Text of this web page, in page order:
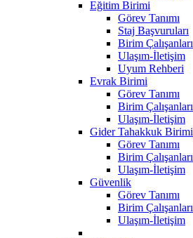
Eğitim Birimi
Görev Tanımı
Staj Başvuruları
Birim Çalışanları
Ulaşım-İletişim
Uyum Rehberi
Evrak Birimi
Görev Tanımı
Birim Çalışanları
Ulaşım-İletişim
Gider Tahakkuk Birimi
Görev Tanımı
Birim Çalışanları
Ulaşım-İletişim
Güvenlik
Görev Tanımı
Birim Çalışanları
Ulaşım-İletişim